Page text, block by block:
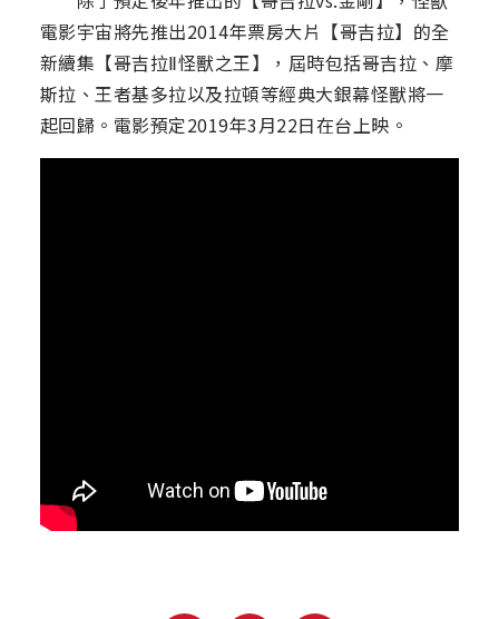
電影宇宙將先推出2014年票房大片【哥吉拉】的全
新續集【哥吉拉Ⅱ怪獸之王】，屆時包括哥吉拉、摩
斯拉、王者基多拉以及拉頓等經典大銀幕怪獸將一
起回歸。電影預定2019年3月22日在台上映。